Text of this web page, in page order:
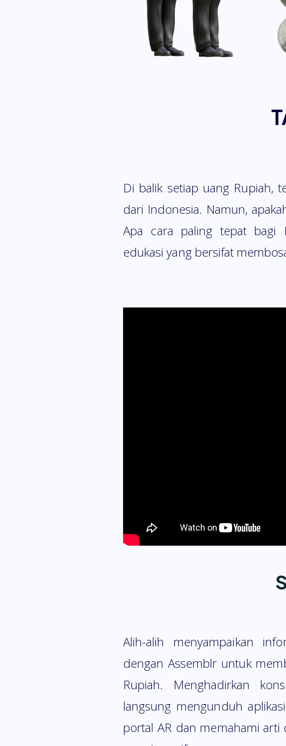
Di balik setiap uang Rupiah,
dari Indonesia. Namun,
Apa cara paling tepat bagi
edukasi yang bersifat
Alih-alih menyampaikan
dengan Assemblr untuk
Rupiah. Menghadirkan
langsung mengunduh
portal AR dan memahami